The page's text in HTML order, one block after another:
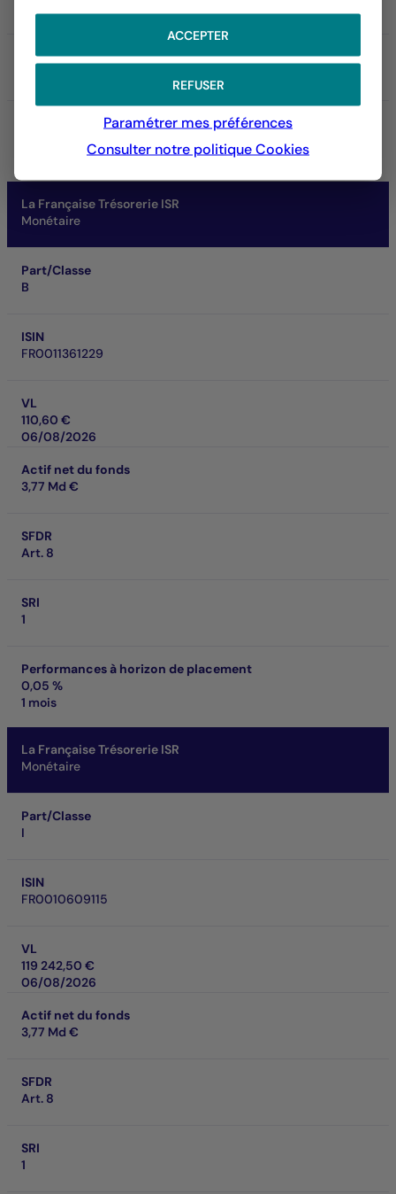
SRI
Performances à horizon de placement
La Française Trésorerie ISR
Monétaire
Part/Classe
B
ISIN
FR0011361229
VL
110,60 €
06/08/2026
Actif net du fonds
3,77 Md €
SFDR
Art. 8
SRI
1
Performances à horizon de placement
0,05 %
1 mois
La Française Trésorerie ISR
Monétaire
Part/Classe
I
ISIN
FR0010609115
VL
119 242,50 €
06/08/2026
Actif net du fonds
3,77 Md €
SFDR
Art. 8
SRI
1
ACCEPTER
REFUSER
Paramétrer mes préférences
Consulter notre politiqueCookies